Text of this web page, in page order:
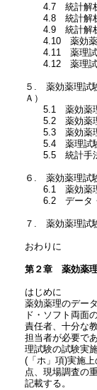
4.7 統計解析
4.8 統計解析
4.9 統計解析
4.10 薬効薬理
4.11 薬理試験
4.12 薬理試
５. 薬効薬理試
Ａ）
5.1 薬効薬理
5.2 薬効薬理
5.3 薬効薬理
5.4 薬理試
5.5 統計手法
６. 薬効薬理試
6.1 薬効薬理
6.2 データ・
７. 薬効薬理試
おわりに
第２章 薬効薬理
はじめに
薬効薬理のデー
ド・ソフト両面
責任者、十分な
担当者が必要で
理試験の試験実
(「ホ」項)実施
点、現場調査の
記載する。